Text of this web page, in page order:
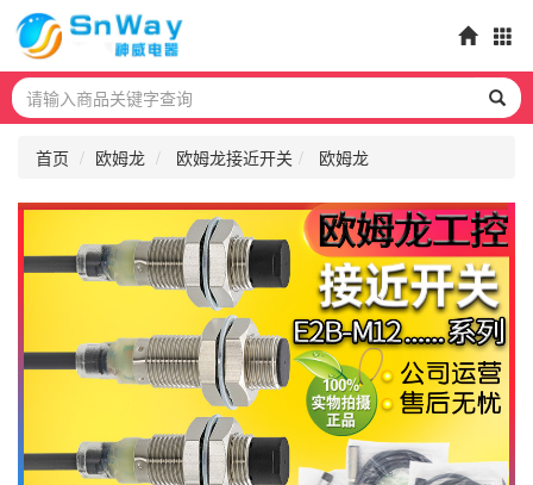
首页 欧姆龙 欧姆龙接近开关 欧姆龙